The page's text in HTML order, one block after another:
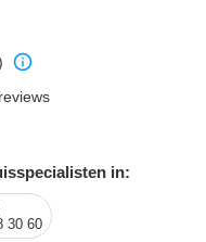
reviews
in:
30 60